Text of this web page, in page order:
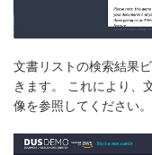
文書リストの検索結果
きます。 これにより、
像を参照してください。